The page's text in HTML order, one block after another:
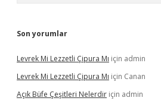
Son yorumlar
Levrek Mi Lezzetli Çipura Mı için admin
Levrek Mi Lezzetli Çipura Mı için Canan
Açık Büfe Çeşitleri Nelerdir için admin